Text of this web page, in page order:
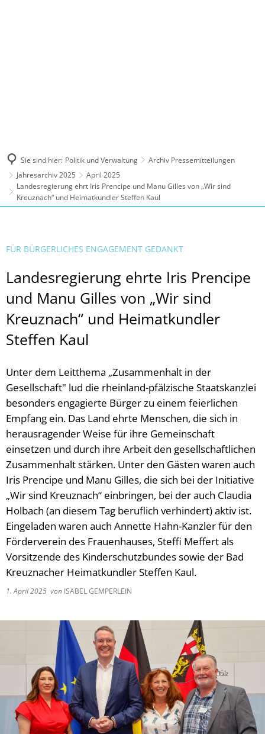
Sie sind hier: Politik und Verwaltung
Archiv Pressemitteilungen
Jahresarchiv 2025
April 2025
Landesregierung ehrt Iris Prencipe und Manu Gilles von „Wir sind
Kreuznach“ und Heimatkundler Steffen Kaul
FÜR BÜRGERLICHES ENGAGEMENT GEDANKT
Landesregierung ehrte Iris Prencipe
und Manu Gilles von „Wir sind
Kreuznach“ und Heimatkundler
Steffen Kaul
Unter dem Leitthema „Zusammenhalt in der
Gesellschaft" lud die rheinland-pfälzische Staatskanzlei
besonders engagierte Bürger zu einem feierlichen
Empfang ein. Das Land ehrte Menschen, die sich in
herausragender Weise für ihre Gemeinschaft
einsetzen und durch ihre Arbeit den gesellschaftlichen
Zusammenhalt stärken. Unter den Gästen waren auch
Iris Prencipe und Manu Gilles, die sich bei der Initiative
„Wir sind Kreuznach“ einbringen, bei der auch Claudia
Holbach (an diesem Tag beruflich verhindert) aktiv ist.
Eingeladen waren auch Annette Hahn-Kanzler für den
Förderverein des Frauenhauses, Steffi Meffert als
Vorsitzende des Kinderschutzbundes sowie der Bad
Kreuznacher Heimatkundler Steffen Kaul.
1. April 2025 von ISABEL GEMPERLEIN